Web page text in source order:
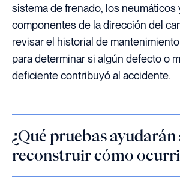
sistema de frenado, los neumáticos
componentes de la dirección del
revisar el historial de
para determinar si algún defecto o
deficiente contribuyó al accidente.
¿Qué pruebas ayudarán
reconstruir cómo